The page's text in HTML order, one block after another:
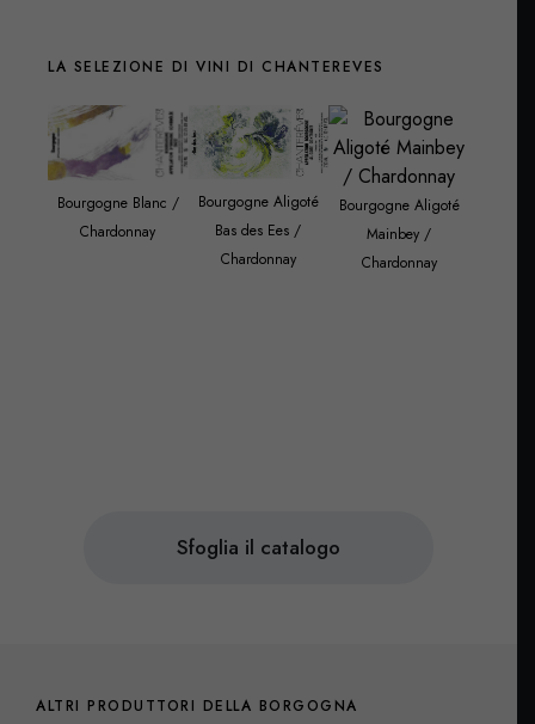
LA SELEZIONE DI VINI DI CHANTEREVES
Bourgogne Blanc /
Chardonnay
Bourgogne Aligoté
Bas des Ees /
Chardonnay
Bourgogne Aligoté
Mainbey /
Chardonnay
Sfoglia il catalogo
ALTRI PRODUTTORI DELLA BORGOGNA